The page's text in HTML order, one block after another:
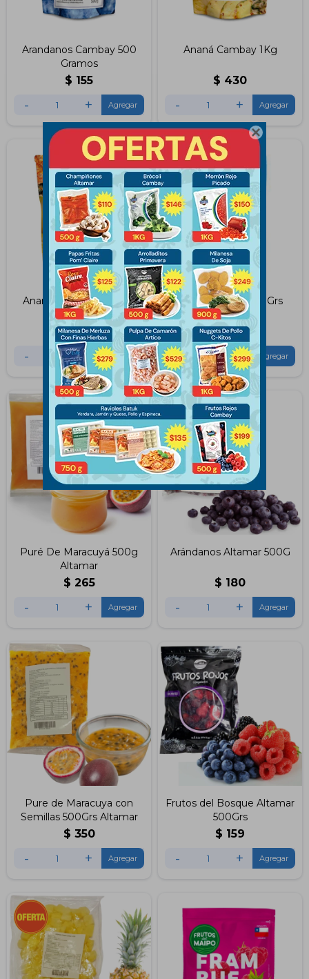

Arandanos Cambay 500
Gramos
$ 155
- +
Ananá Cambay 1Kg
$ 430
- +
Anana Cambay 500 Grs
$ 235
- +
Moras Friomix 400Grs
$ 145
- +
Puré De Maracuyá 500g
Altamar
$ 265
- +
Arándanos Altamar 500G
$ 180
- +
Pure de Maracuya con
Semillas 500Grs Altamar
$ 350
- +
Frutos del Bosque Altamar
500Grs
$ 159
- +